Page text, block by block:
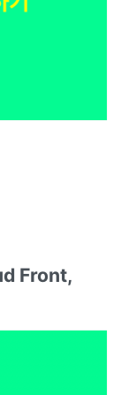
Front,